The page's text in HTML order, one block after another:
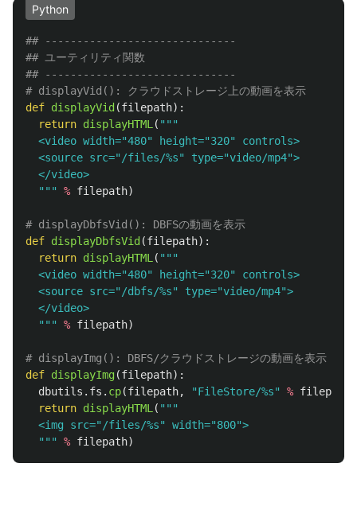
Python
## ------------------------------
## ユーティリティ関数
## ------------------------------
def displayVid (filepath):
return displayHTML ( """
  <video width=
"480" height="320"
controls>
  <source src=
" /files/%s" type="video/mp4">
  </video>
"""
% filepath)
def displayDbfsVid (filepath):
return displayHTML ( """
  <video width=
"480" height="320"
controls>
  <source src=
" /dbfs/%s" type="video/mp4">
  </video>
"""
% filepath)
def displayImg(filepath):
dbutils . fs . cp(filepath, "FileStore/%s" % filepath
return displayHTML ( """
  <img src=
" /files/%s" width="800">
"""
% filepath)